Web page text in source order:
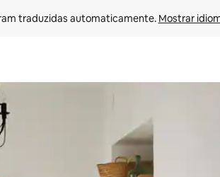
traduzidas automaticamente. Mostrar